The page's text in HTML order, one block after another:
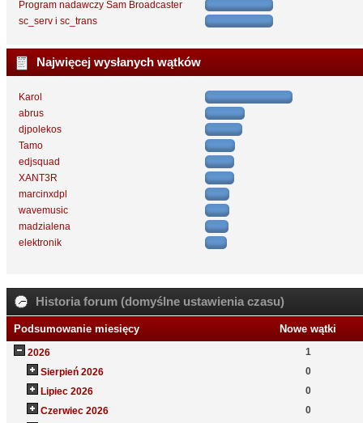
Program nadawczy Sam Broadcaster
sc_serv i sc_trans
Najwięcej wysłanych wątków
Karol
abrus
djpolekos
Tamo
edjsquad
XANT3R
marcinxdpl
wavemusic
madzialena
elektronik
Historia forum (domyślne ustawienia czasu)
Podsumowanie miesięcy Nowe wątki
2026
1
Sierpień 2026
0
Lipiec 2026
0
Czerwiec 2026
0